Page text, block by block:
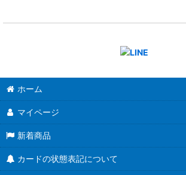
ホーム
マイページ
新着商品
カードの状態表記について